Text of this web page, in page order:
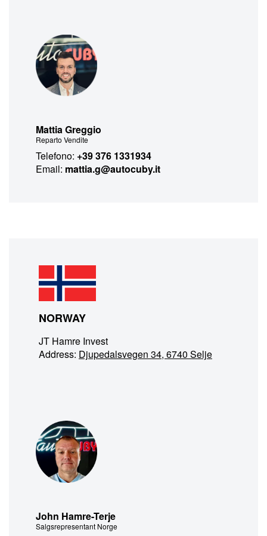
Mattia Greggio
Reparto Vendite
Telefono: +39 376 1331934
Email: mattia.g@autocuby.it
NORWAY
JT Hamre Invest
Address: Djupedalsvegen 34, 6740 Selje
John Hamre-Terje
Salgsrepresentant Norge